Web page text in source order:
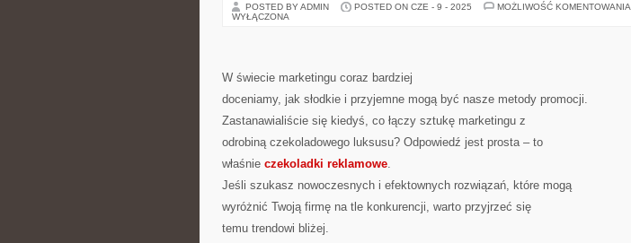
POSTED BY ADMIN POSTED ON CZE - 9 - 2025 MOŻLIWOŚĆ KOMENTOWANIA
WYŁĄCZONA
W świecie marketingu coraz bardziej
doceniamy, jak słodkie i przyjemne mogą być nasze metody promocji.
Zastanawialiście się kiedyś, co łączy sztukę marketingu z
odrobiną czekoladowego luksusu? Odpowiedź jest prosta – to
właśnie czekoladki reklamowe.
Jeśli szukasz nowoczesnych i efektownych rozwiązań, które mogą
wyróżnić Twoją firmę na tle konkurencji, warto przyjrzeć się
temu trendowi bliżej.